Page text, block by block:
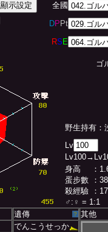
全國
DP Pt
RS E
ゴ
野生持有：
Lv
Lv100→Lv
身高
：
蛋步數
：
殺經驗
：
♂ : ♀ = 1:1
遺傳 ？
でんこうせっか
其他